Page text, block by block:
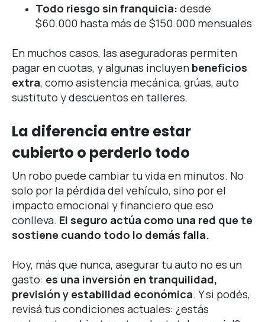
Todo riesgo sin franquicia: desde
$60.000 hasta más de $150.000 mensuales
En muchos casos, las aseguradoras permiten
pagar en cuotas, y algunas incluyen beneficios
extra, como asistencia mecánica, grúas, auto
sustituto y descuentos en talleres.
La diferencia entre estar
cubierto o perderlo todo
Un robo puede cambiar tu vida en minutos. No
solo por la pérdida del vehículo, sino por el
impacto emocional y financiero que eso
conlleva. El seguro actúa como una red que te
sostiene cuando todo lo demás falla.
Hoy, más que nunca, asegurar tu auto no es un
gasto: es una inversión en tranquilidad,
previsión y estabilidad económica. Y si podés,
revisá tus condiciones actuales: ¿estás